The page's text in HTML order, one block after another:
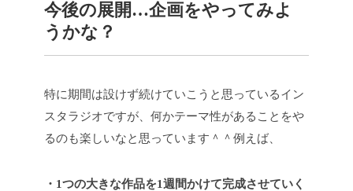
今後の展開…企画をやってみよ
うかな？
特に期間は設けず続けていこうと思っているイン
スタラジオですが、何かテーマ性があることをや
るのも楽しいなと思っています＾＾例えば、
・1つの大きな作品を1週間かけて完成させていく